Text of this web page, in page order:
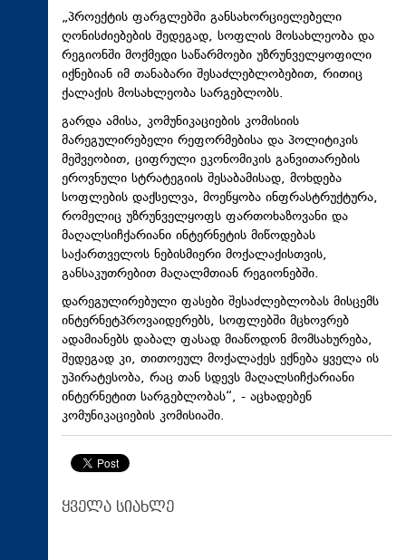
„პროექტის ფარგლებში განსახორციელებელი
ღონისძიებების შედეგად, სოფლის მოსახლეობა და
რეგიონში მოქმედი საწარმოები უზრუნველყოფილი
იქნებიან იმ თანაბარი შესაძლებლობებით, რითიც
ქალაქის მოსახლეობა სარგებლობს.
გარდა ამისა, კომუნიკაციების კომისიის
მარეგულირებელი რეფორმებისა და პოლიტიკის
მეშვეობით, ციფრული ეკონომიკის განვითარების
ეროვნული სტრატეგიის შესაბამისად, მოხდება
სოფლების დაქსელვა, მოეწყობა ინფრასტრუქტურა,
რომელიც უზრუნველყოფს ფართოხაზოვანი და
მაღალსიჩქარიანი ინტერნეტის მიწოდებას
საქართველოს ნებისმიერი მოქალაქისთვის,
განსაკუთრებით მაღალმთიან რეგიონებში.
დარეგულირებული ფასები შესაძლებლობას მისცემს
ინტერნეტპროვაიდერებს, სოფლებში მცხოვრებ
ადამიანებს დაბალ ფასად მიაწოდონ მომსახურება,
შედეგად კი, თითოეულ მოქალაქეს ექნება ყველა ის
უპირატესობა, რაც თან სდევს მაღალსიჩქარიანი
ინტერნეტით სარგებლობას“, - აცხადებენ
კომუნიკაციების კომისიაში.
ყველა სიახლე